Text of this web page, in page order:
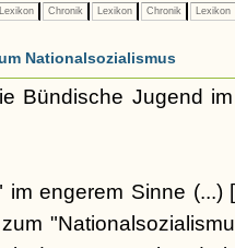
Lexikon Chronik Lexikon Chronik Lexikon
Nationalsozialismus
Bündische Jugend
engerem Sinne (...)